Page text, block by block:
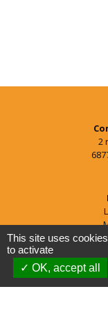
2
This site uses
to activate
OK, accept all